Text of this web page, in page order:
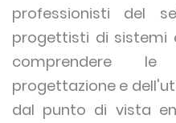
professionisti del
progettisti di sistemi
comprendere le
progettazione e
dal punto di vista